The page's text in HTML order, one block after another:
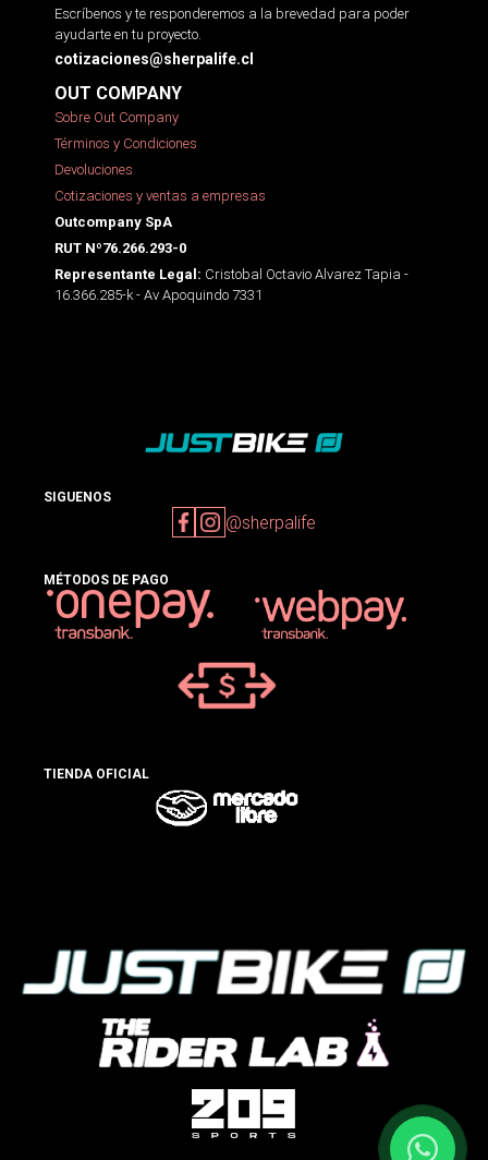
Escríbenos y te responderemos a la brevedad para poder
ayudarte en tu proyecto.
cotizaciones@sherpalife.cl
OUT COMPANY
Sobre Out Company
Términos y Condiciones
Devoluciones
Cotizaciones y ventas a empresas
Outcompany SpA
RUT Nº76.266.293-0
Representante Legal: Cristobal Octavio Alvarez Tapia -
16.366.285-k - Av Apoquindo 7331
SIGUENOS
@sherpalife
MÉTODOS DE PAGO
TIENDA OFICIAL